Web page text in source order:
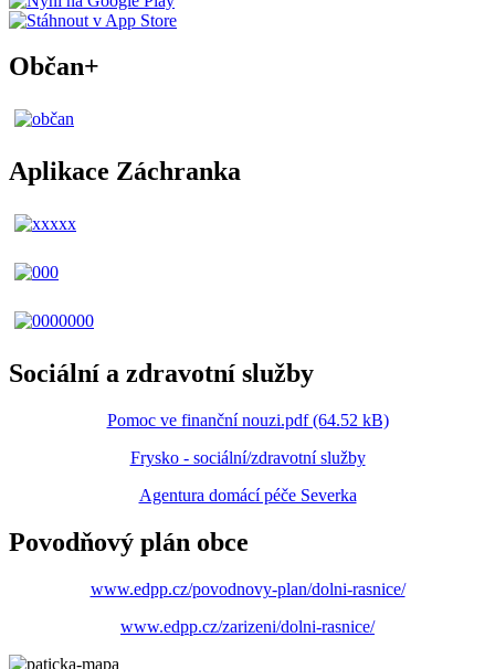
Občan+
Aplikace Záchranka
Sociální a zdravotní služby
Pomoc ve finanční nouzi.pdf (64.52 kB)
Frysko - sociální/zdravotní služby
Agentura domácí péče Severka
Povodňový plán obce
www.edpp.cz/povodnovy-plan/dolni-rasnice/
www.edpp.cz/zarizeni/dolni-rasnice/